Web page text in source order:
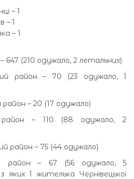
– 1
– 1
– 1
– 647 (210 одужало, 2 летальних)
район – 70 (23 одужало, 1
район – 20 (17 одужало)
район – 110 (88 одужало, 2
район – 75 (44 одужало)
район – 67 (56 одужало, 5
яких 1 жителька Чернівецької